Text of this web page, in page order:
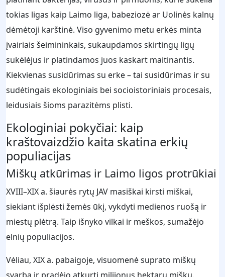
tokias ligas kaip Laimo liga, babeziozė ar Uolinės kalnų
dėmėtoji karštinė. Viso gyvenimo metu erkės minta
įvairiais šeimininkais, sukaupdamos skirtingų ligų
sukėlėjus ir platindamos juos kaskart maitinantis.
Kiekvienas susidūrimas su erke – tai susidūrimas ir su
sudėtingais ekologiniais bei socioistoriniais procesais,
leidusiais šioms parazitėms plisti.
Ekologiniai pokyčiai: kaip
kraštovaizdžio kaita skatina erkių
populiacijas
Miškų atkūrimas ir Laimo ligos protrūkiai
XVIII–XIX a. šiaurės rytų JAV masiškai kirsti miškai,
siekiant išplėsti žemės ūkį, vykdyti medienos ruošą ir
miestų plėtrą. Taip išnyko vilkai ir meškos, sumažėjo
elnių populiacijos.
Vėliau, XIX a. pabaigoje, visuomenė suprato miškų